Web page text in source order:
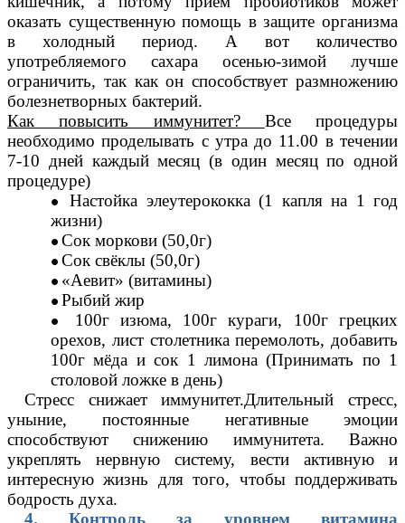
оказать существенную помощь в защите организма
в холодный период. А вот количество
употребляемого сахара осенью-зимой лучше
ограничить, так как он способствует размножению
болезнетворных бактерий.
Как повысить иммунитет? Все процедуры
необходимо проделывать с утра до 11.00 в течении
7-10 дней каждый месяц (в один месяц по одной
процедуре)
Настойка элеутерококка (1 капля на 1 год
жизни)
Сок моркови (50,0г)
Сок свёклы (50,0г)
«Аевит» (витамины)
Рыбий жир
100г изюма, 100г кураги, 100г грецких
орехов, лист столетника перемолоть, добавить
100г мёда и сок 1 лимона (Принимать по 1
столовой ложке в день)
Стресс снижает иммунитет.Длительный стресс,
уныние, постоянные негативные эмоции
способствуют снижению иммунитета. Важно
укреплять нервную систему, вести активную и
интересную жизнь для того, чтобы поддерживать
бодрость духа.
4. Контроль за уровнем витамина